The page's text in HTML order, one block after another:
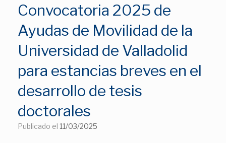
Convocatoria 2025 de
Ayudas de Movilidad de la
Universidad de Valladolid
para estancias breves en el
desarrollo de tesis
doctorales
Publicado el 11/03/2025